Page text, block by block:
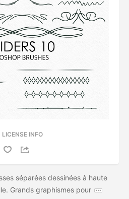
LICENSE INFO
séparées dessinées à haute
Grands graphismes pour